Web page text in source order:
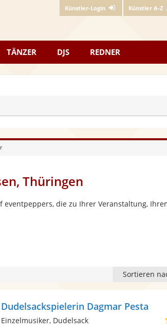
Künstler-Login Künstler A-Z
TÄNZER DJS REDNER
Thüringen
die zu Ihrer Veranstaltung,
Dudelsackspielerin Dagmar Pesta
Einzelmusiker, Dudelsack